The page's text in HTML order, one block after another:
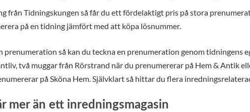
från Tidningskungen så får du ett fördelaktigt pris på stora
på en tidning jämfört med att köpa lösnummer.
prenumeration så kan du teckna en prenumeration genom tidningens
två muggar från Rörstrand när du prenumererar på Hem & Antik
på Sköna Hem. Självklart så hittar du flera
mer än ett inredningsmagasin